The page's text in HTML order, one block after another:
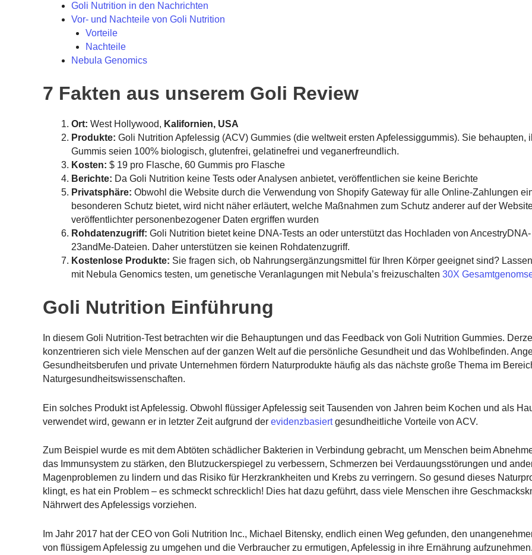
Goli Nutrition in den Nachrichten
Vor- und Nachteile von Goli Nutrition
Vorteile
Nachteile
Nebula Genomics
7 Fakten aus unserem Goli Review
Ort: West Hollywood, Kalifornien, USA
Produkte: Goli Nutrition Apfelessig (ACV) Gummies (die weltweit ersten Apfelessiggummis). Sie behaupten,
Gummis seien 100% biologisch, glutenfrei, gelatinefrei und veganerfreundlich.
Kosten: $ 19 pro Flasche, 60 Gummis pro Flasche
Berichte: Da Goli Nutrition keine Tests oder Analysen anbietet, veröffentlichen sie keine Berichte
Privatsphäre: Obwohl die Website durch die Verwendung von Shopify Gateway für alle Online-Zahlungen
besonderen Schutz bietet, wird nicht näher erläutert, welche Maßnahmen zum Schutz anderer auf der
veröffentlichter personenbezogener Daten ergriffen wurden
Rohdatenzugriff: Goli Nutrition bietet keine DNA-Tests an oder unterstützt das Hochladen von
23andMe-Dateien. Daher unterstützen sie keinen Rohdatenzugriff.
Kostenlose Produkte: Sie fragen sich, ob Nahrungsergänzungsmittel für Ihren Körper geeignet sind?
mit Nebula Genomics testen, um genetische Veranlagungen mit Nebula’s freizuschalten 30X
Goli Nutrition Einführung
In diesem Goli Nutrition-Test betrachten wir die Behauptungen und das Feedback von Goli Nutrition Gummies.
konzentrieren sich viele Menschen auf der ganzen Welt auf die persönliche Gesundheit und das Wohlbefinden.
Gesundheitsberufen und private Unternehmen fördern Naturprodukte häufig als das nächste große Thema im
Naturgesundheitswissenschaften.
Ein solches Produkt ist Apfelessig. Obwohl flüssiger Apfelessig seit Tausenden von Jahren beim Kochen und als
verwendet wird, gewann er in letzter Zeit aufgrund der evidenzbasiertgesundheitliche Vorteile von ACV.
Zum Beispiel wurde es mit dem Abtöten schädlicher Bakterien in Verbindung gebracht, um Menschen beim
das Immunsystem zu stärken, den Blutzuckerspiegel zu verbessern, Schmerzen bei Verdauungsstörungen und
Magenproblemen zu lindern und das Risiko für Herzkrankheiten und Krebs zu verringern. So gesund dieses
klingt, es hat ein Problem – es schmeckt schrecklich! Dies hat dazu geführt, dass viele Menschen ihre
Nährwert des Apfelessigs vorziehen.
Im Jahr 2017 hat der CEO von Goli Nutrition Inc., Michael Bitensky, endlich einen Weg gefunden, den
von flüssigem Apfelessig zu umgehen und die Verbraucher zu ermutigen, Apfelessig in ihre Ernährung